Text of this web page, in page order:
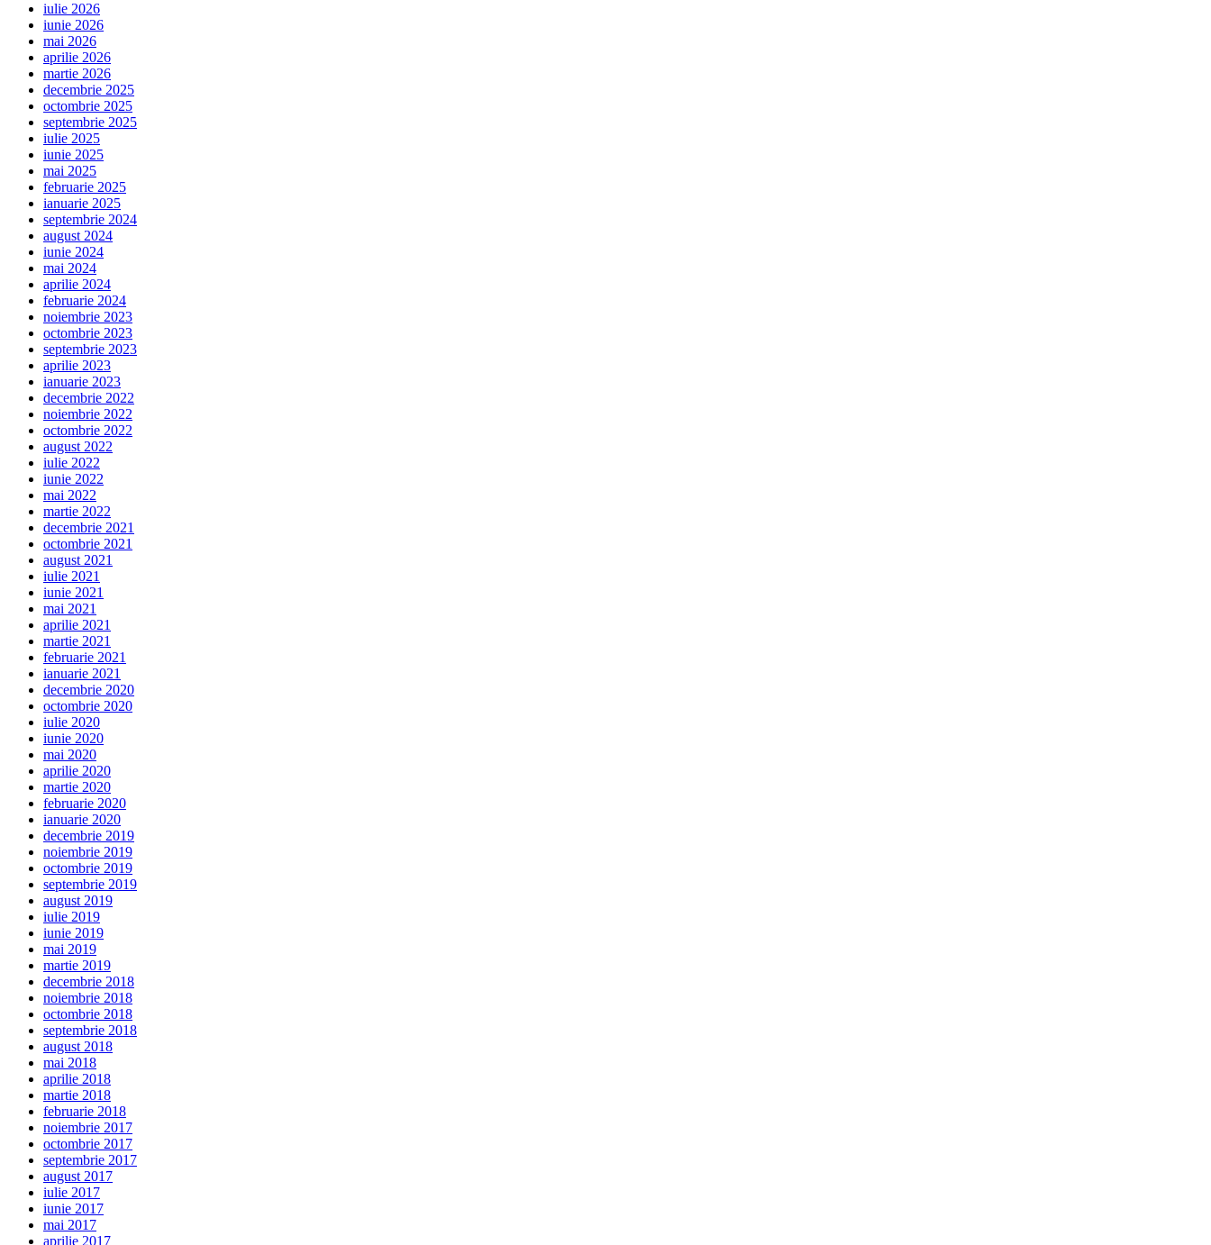
iulie 2026
iunie 2026
mai 2026
aprilie 2026
martie 2026
decembrie 2025
octombrie 2025
septembrie 2025
iulie 2025
iunie 2025
mai 2025
februarie 2025
ianuarie 2025
septembrie 2024
august 2024
iunie 2024
mai 2024
aprilie 2024
februarie 2024
noiembrie 2023
octombrie 2023
septembrie 2023
aprilie 2023
ianuarie 2023
decembrie 2022
noiembrie 2022
octombrie 2022
august 2022
iulie 2022
iunie 2022
mai 2022
martie 2022
decembrie 2021
octombrie 2021
august 2021
iulie 2021
iunie 2021
mai 2021
aprilie 2021
martie 2021
februarie 2021
ianuarie 2021
decembrie 2020
octombrie 2020
iulie 2020
iunie 2020
mai 2020
aprilie 2020
martie 2020
februarie 2020
ianuarie 2020
decembrie 2019
noiembrie 2019
octombrie 2019
septembrie 2019
august 2019
iulie 2019
iunie 2019
mai 2019
martie 2019
decembrie 2018
noiembrie 2018
octombrie 2018
septembrie 2018
august 2018
mai 2018
aprilie 2018
martie 2018
februarie 2018
noiembrie 2017
octombrie 2017
septembrie 2017
august 2017
iulie 2017
iunie 2017
mai 2017
aprilie 2017